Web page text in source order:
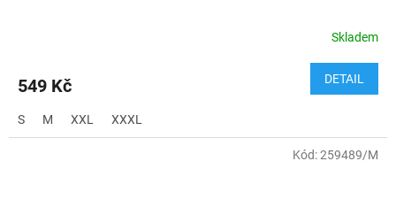
Skladem
549 Kč DETAIL
S M XXL XXXL
Kód:259489/M